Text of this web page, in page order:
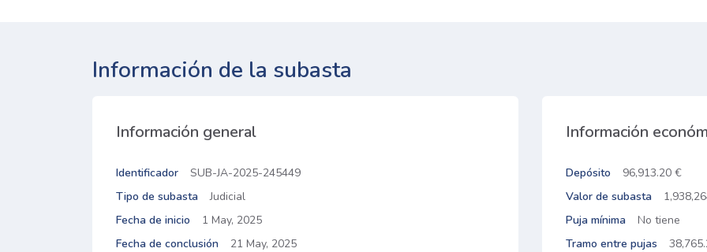
Información de la subasta
Información general
Identificador
SUB-JA-2025-245449
Tipo de subasta
Judicial
Fecha de inicio
1 May, 2025
Fecha de conclusión
21 May, 2025
Información
Depósito
96,913.20 €
Valor de subasta
Puja mínima
No tiene
Tramo entre pujas